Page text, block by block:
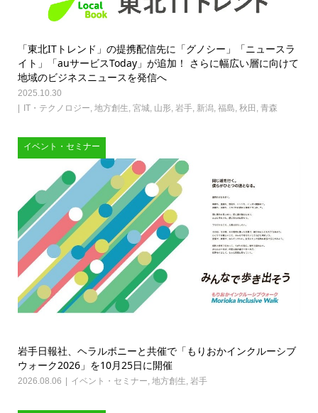
「東北ITトレンド」の提携配信先に「グノシー」「ニュースラ
イト」「auサービスToday」が追加！ さらに幅広い層に向けて
地域のビジネスニュースを発信へ
2025.10.30
IT・テクノロジー, 地方創生, 宮城, 山形, 岩手, 新潟, 福島, 秋田 , 青森
イベント・セミナー
岩手日報社、ヘラルボニーと共催で「もりおかインクルーシブ
ウォーク2026」を10月25日に開催
2026.08.06 イベント・セミナー 地方創生 岩手